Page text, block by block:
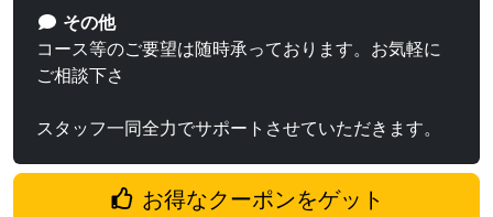
その他
コース等のご要望は随時承っております。お気軽に
ご相談下さ
スタッフ一同全力でサポートさせていただきます。
お得なクーポンをゲット